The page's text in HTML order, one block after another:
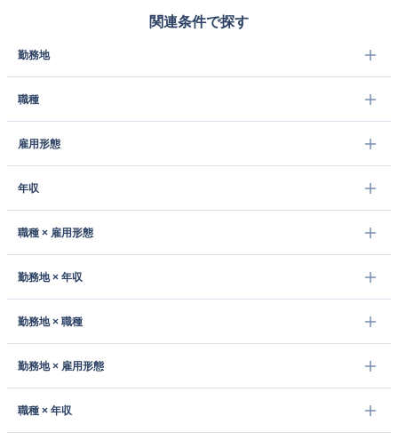
関連条件で探す
勤務地
職種
雇用形態
年収
職種 × 雇用形態
勤務地 × 年収
勤務地 × 職種
勤務地 × 雇用形態
職種 × 年収